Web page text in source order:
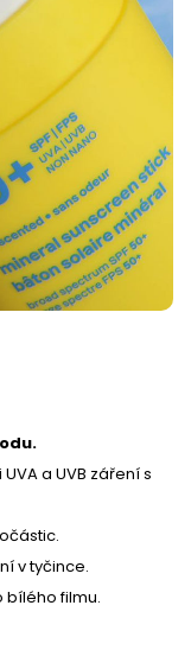
a UVB záření s
v tyčince.
bílého filmu.